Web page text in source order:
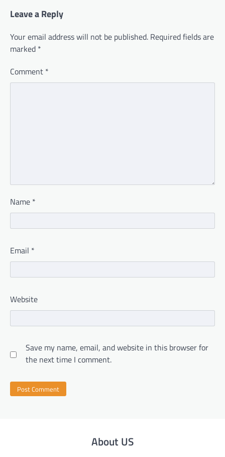
Leave a Reply
Your email address will not be published. Required fields are
marked *
Comment *
Name *
Email *
Website
Save my name, email, and website in this browser for
the next time I comment.
About US